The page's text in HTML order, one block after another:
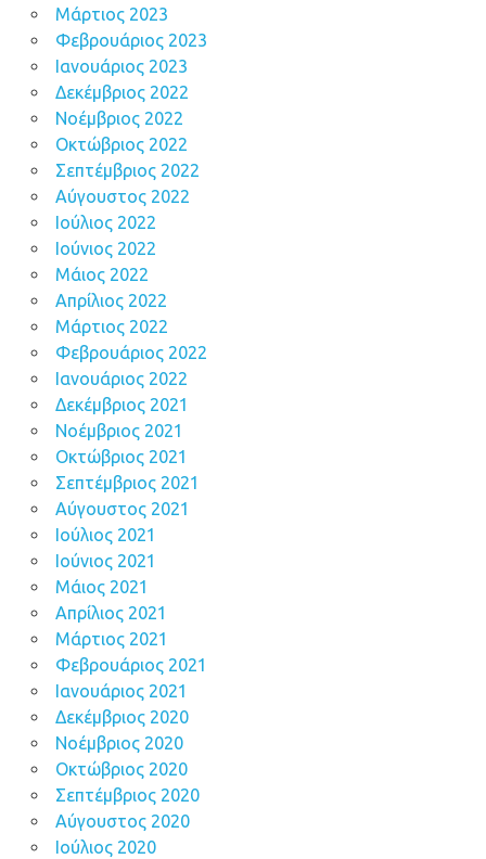
Μάρτιος 2023
Φεβρουάριος 2023
Ιανουάριος 2023
Δεκέμβριος 2022
Νοέμβριος 2022
Οκτώβριος 2022
Σεπτέμβριος 2022
Αύγουστος 2022
Ιούλιος 2022
Ιούνιος 2022
Μάιος 2022
Απρίλιος 2022
Μάρτιος 2022
Φεβρουάριος 2022
Ιανουάριος 2022
Δεκέμβριος 2021
Νοέμβριος 2021
Οκτώβριος 2021
Σεπτέμβριος 2021
Αύγουστος 2021
Ιούλιος 2021
Ιούνιος 2021
Μάιος 2021
Απρίλιος 2021
Μάρτιος 2021
Φεβρουάριος 2021
Ιανουάριος 2021
Δεκέμβριος 2020
Νοέμβριος 2020
Οκτώβριος 2020
Σεπτέμβριος 2020
Αύγουστος 2020
Ιούλιος 2020